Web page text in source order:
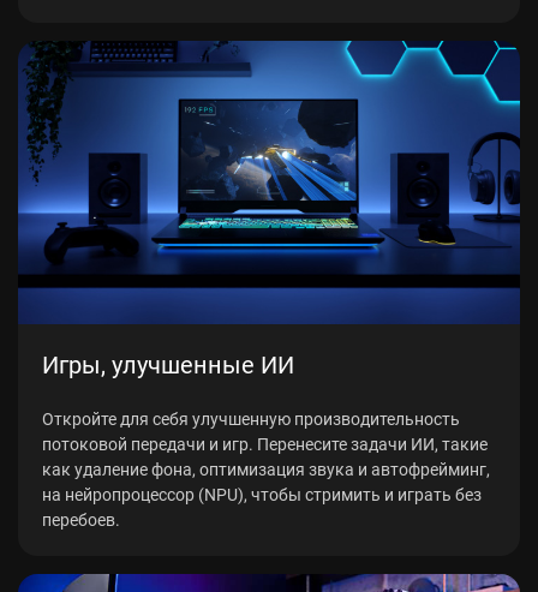
Игры, улучшенные ИИ
Откройте для себя улучшенную производительность
потоковой передачи и игр. Перенесите задачи ИИ, такие
как удаление фона, оптимизация звука и автофрейминг,
на нейропроцессор (NPU), чтобы стримить и играть без
перебоев.